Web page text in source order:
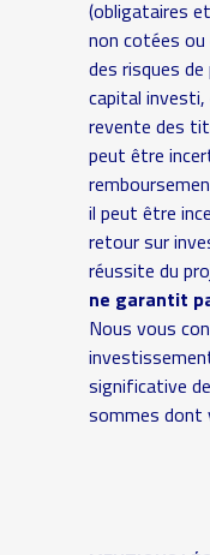
(obligataires
non cotées
des risques
capital investi,
revente des
peut être
il peut être
retour sur
réussite du
ne garantit
Nous vous
significative
sommes dont